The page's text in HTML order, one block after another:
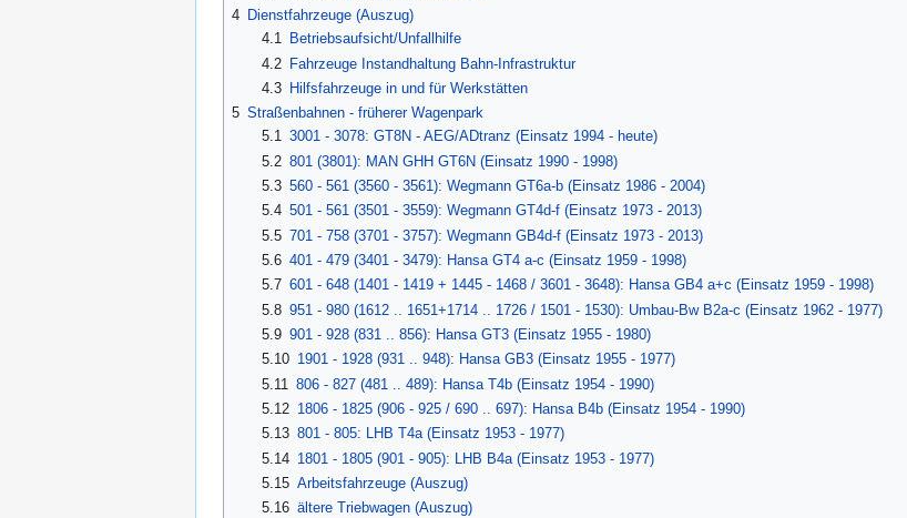
4 Dienstfahrzeuge (Auszug)
4.1
Betriebsaufsicht/Unfallhilfe
4.2 Fahrzeuge Instandhaltung Bahn-Infrastruktur
4.3
Hilfsfahrzeuge in und für Werkstätten
5 Straßenbahnen - früherer Wagenpark
5.1 3001 - 3078: GT8N - AEG/ADtranz (Einsatz 1994 - heute)
5.2 801 (3801): MAN GHH GT6N (Einsatz 1990 - 1998)
5.3 560 - 561 (3560 - 3561): Wegmann GT6a-b (Einsatz 1986 - 2004)
5.4 501 - 561 (3501 - 3559): Wegmann GT4d-f (Einsatz 1973 - 2013)
5.5 701 - 758 (3701 - 3757): Wegmann GB4d-f (Einsatz 1973 - 2013)
5.6 401 - 479 (3401 - 3479): Hansa GT4 a-c (Einsatz 1959 - 1998)
5.7 601 - 648 (1401 - 1419 + 1445 - 1468 / 3601 - 3648): Hansa GB4 a+c (Einsatz 1959 - 1998)
5.8 951 - 980 (1612 .. 1651+1714 .. 1726 / 1501 - 1530): Umbau-Bw B2a-c (Einsatz 1962 - 1977)
5.9 901 - 928 (831 .. 856): Hansa GT3 (Einsatz 1955 - 1980)
5.10 1901 - 1928 (931 .. 948): Hansa GB3 (Einsatz 1955 - 1977)
5.11 806 - 827 (481 .. 489): Hansa T4b (Einsatz 1954 - 1990)
5.12 1806 - 1825 (906 - 925 / 690 .. 697): Hansa B4b (Einsatz 1954 - 1990)
5.13 801 - 805: LHB T4a (Einsatz 1953 - 1977)
5.14 1801 - 1805 (901 - 905): LHB B4a (Einsatz 1953 - 1977)
5.15 Arbeitsfahrzeuge (Auszug)
5.16 ältere Triebwagen (Auszug)